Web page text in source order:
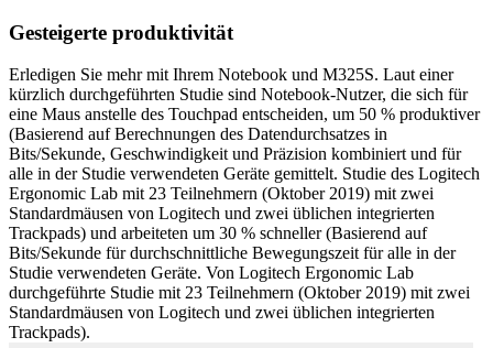
Gesteigerte produktivität
Erledigen Sie mehr mit Ihrem Notebook und M325S. Laut einer
kürzlich durchgeführten Studie sind Notebook-Nutzer, die sich für
eine Maus anstelle des Touchpad entscheiden, um 50 % produktiver
(Basierend auf Berechnungen des Datendurchsatzes in
Bits/Sekunde, Geschwindigkeit und Präzision kombiniert und für
alle in der Studie verwendeten Geräte gemittelt. Studie des Logitech
Ergonomic Lab mit 23 Teilnehmern (Oktober 2019) mit zwei
Standardmäusen von Logitech und zwei üblichen integrierten
Trackpads) und arbeiteten um 30 % schneller (Basierend auf
Bits/Sekunde für durchschnittliche Bewegungszeit für alle in der
Studie verwendeten Geräte. Von Logitech Ergonomic Lab
durchgeführte Studie mit 23 Teilnehmern (Oktober 2019) mit zwei
Standardmäusen von Logitech und zwei üblichen integrierten
Trackpads).